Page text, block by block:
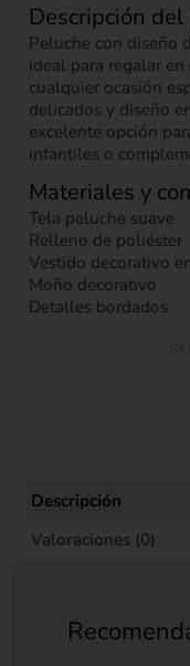
Descripción
Peluche con diseño
ideal para regalar
cualquier ocasión
delicados y diseño
excelente opción
infantiles o
Materiales y
Tela peluche suave
Relleno de poliéster
Vestido decorativo
Moño decorativo
Detalles bordados
Descripción
Valoraciones (0)